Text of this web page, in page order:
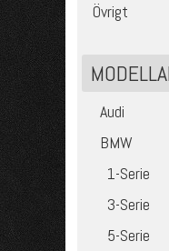
Övrigt
Audi
BMW
1-Serie
3-Serie
5-Serie